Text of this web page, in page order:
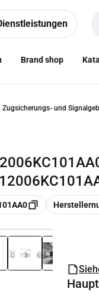
Brand shop
Zugsicherungs- und
Kopieren